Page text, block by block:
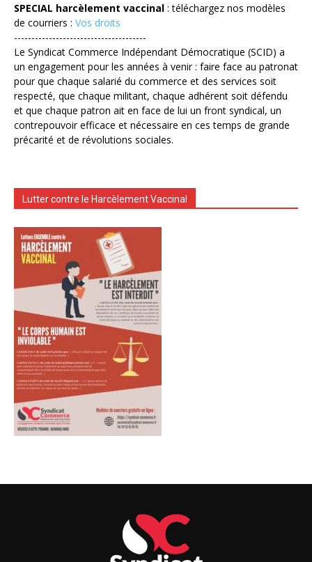
SPECIAL harcèlement vaccinal : téléchargez nos modèles
de courriers : Vos droits
--------------------------------------
Le Syndicat Commerce Indépendant Démocratique (SCID) a
un engagement pour les années à venir : faire face au patronat
pour que chaque salarié du commerce et des services soit
respecté, que chaque militant, chaque adhérent soit défendu
et que chaque patron ait en face de lui un front syndical, un
contrepouvoir efficace et nécessaire en ces temps de grande
précarité et de révolutions sociales.
Lutter contre le Harcèlement Vaccinal